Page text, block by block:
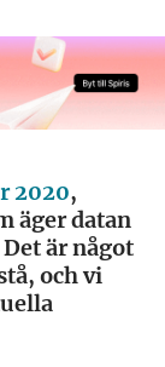
2020,
äger datan
är något
och vi